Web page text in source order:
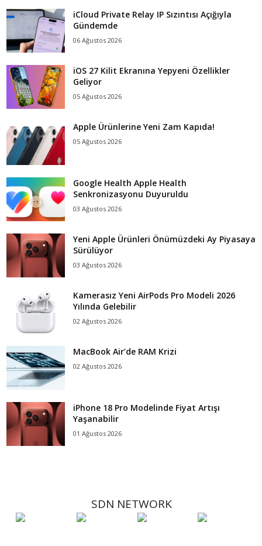
iCloud Private Relay IP Sızıntısı Açığıyla
Gündemde
06 Ağustos 2026
iOS 27 Kilit Ekranına Yepyeni Özellikler
Geliyor
05 Ağustos 2026
Apple Ürünlerine Yeni Zam Kapıda!
05 Ağustos 2026
Google Health Apple Health
Senkronizasyonu Duyuruldu
03 Ağustos 2026
Yeni Apple Ürünleri Önümüzdeki Ay Piyasaya
Sürülüyor
03 Ağustos 2026
Kamerasız Yeni AirPods Pro Modeli 2026
Yılında Gelebilir
02 Ağustos 2026
MacBook Air’de RAM Krizi
02 Ağustos 2026
iPhone 18 Pro Modelinde Fiyat Artışı
Yaşanabilir
01 Ağustos 2026
SDN NETWORK